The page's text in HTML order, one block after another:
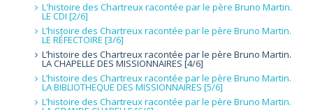
L'histoire des Chartreux racontée par le père Bruno Martin.
LE CDI [2/6]
L’histoire des Chartreux racontée par le père Bruno Martin.
LE RÉFECTOIRE [3/6]
L’histoire des Chartreux racontée par le père Bruno Martin.
LA CHAPELLE DES MISSIONNAIRES [4/6]
L’histoire des Chartreux racontée par le père Bruno Martin.
LA BIBLIOTHEQUE DES MISSIONNAIRES [5/6]
L’histoire des Chartreux racontée par le père Bruno Martin.